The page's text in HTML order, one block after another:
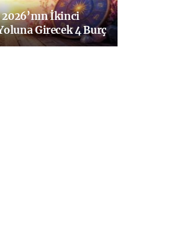
İkinci
Girecek 4 Burç